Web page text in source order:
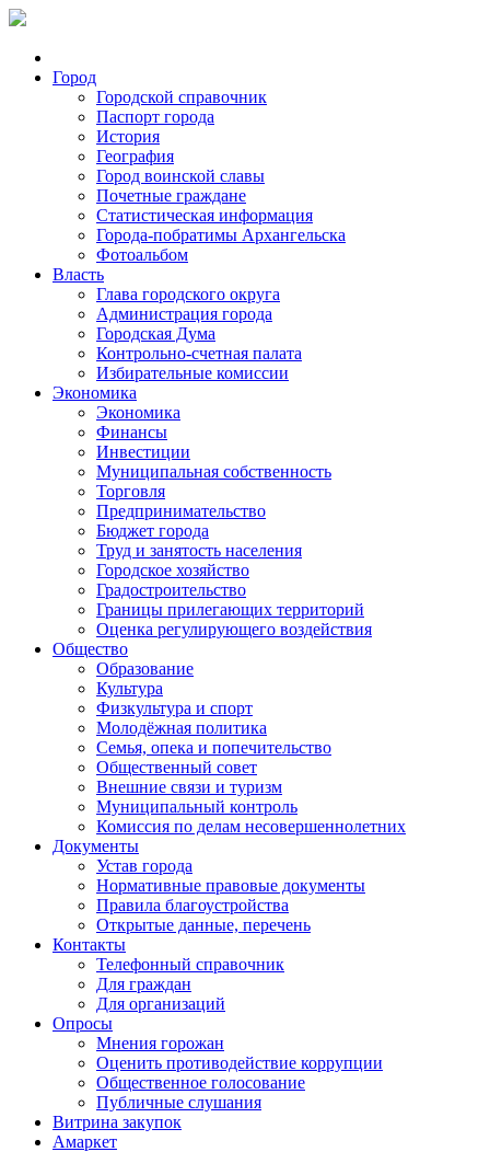
Город
Городской справочник
Паспорт города
История
География
Город воинской славы
Почетные граждане
Статистическая информация
Города-побратимы Архангельска
Фотоальбом
Власть
Глава городского округа
Администрация города
Городская Дума
Контрольно-счетная палата
Избирательные комиссии
Экономика
Экономика
Финансы
Инвестиции
Муниципальная собственность
Торговля
Предпринимательство
Бюджет города
Труд и занятость населения
Городское хозяйство
Градостроительство
Границы прилегающих территорий
Оценка регулирующего воздействия
Общество
Образование
Культура
Физкультура и спорт
Молодёжная политика
Семья, опека и попечительство
Общественный совет
Внешние связи и туризм
Муниципальный контроль
Комиссия по делам несовершеннолетних
Документы
Устав города
Нормативные правовые документы
Правила благоустройства
Открытые данные, перечень
Контакты
Телефонный справочник
Для граждан
Для организаций
Опросы
Мнения горожан
Оценить противодействие коррупции
Общественное голосование
Публичные слушания
Витрина закупок
Амаркет